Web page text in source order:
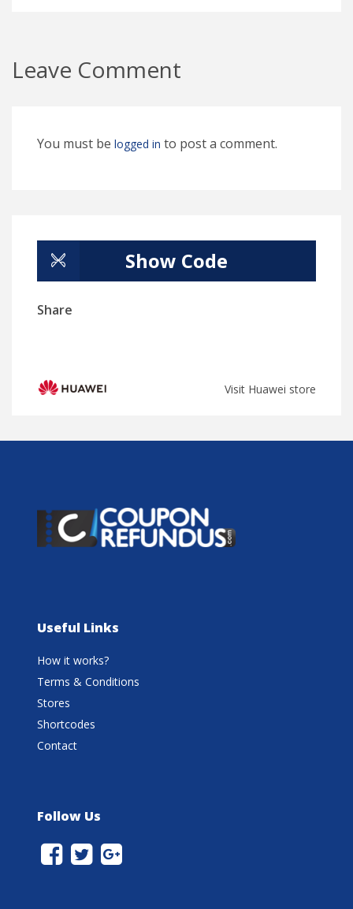
Leave Comment
You must be logged in to post a comment.
Show Code
Share
Visit Huawei store
Useful Links
How it works?
Terms & Conditions
Stores
Shortcodes
Contact
Follow Us